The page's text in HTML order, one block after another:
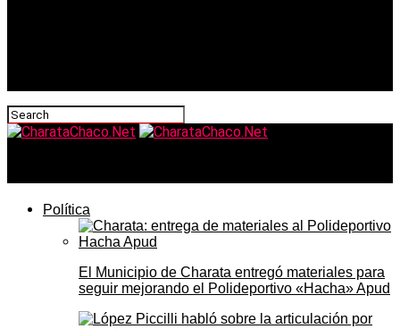
Política
El Municipio de Charata entregó materiales para
seguir mejorando el Polideportivo «Hacha» Apud